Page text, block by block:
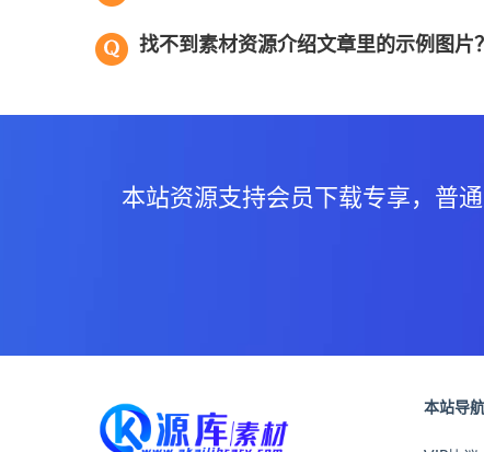
找不到素材资源介绍文章里的示例图片？
本站资源支持会员下载专享，普
本站导航